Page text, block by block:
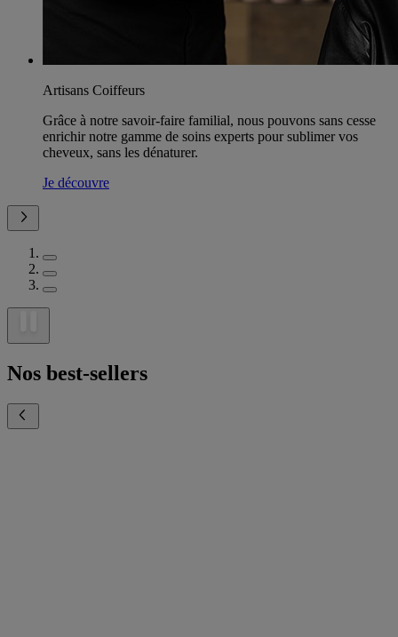
Artisans Coiffeurs
Grâce à notre savoir-faire familial, nous pouvons sans cesse
enrichir notre gamme de soins experts pour sublimer vos
cheveux, sans les dénaturer.
Je découvre
Nos best-sellers